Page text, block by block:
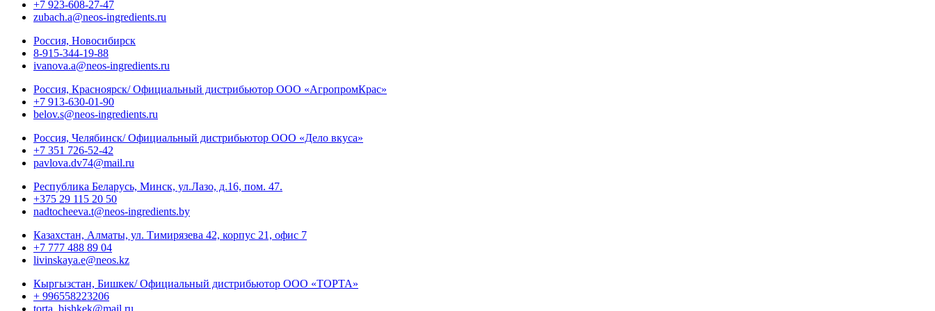
+7 923-608-27-47
zubach.a@neos-ingredients.ru
Россия, Новосибирск
8-915-344-19-88
ivanova.a@neos-ingredients.ru
Россия, Красноярск/ Официальный дистрибьютор ООО «АгропромКрас»
+7 913-630-01-90
belov.s@neos-ingredients.ru
Россия, Челябинск/ Официальный дистрибьютор ООО «Дело вкуса»
+7 351 726-52-42
pavlova.dv74@mail.ru
Республика Беларусь, Минск, ул.Лазо, д.16, пом. 47.
+375 29 115 20 50
nadtocheeva.t@neos-ingredients.by
Казахстан, Алматы, ул. Тимирязева 42, корпус 21, офис 7
+7 777 488 89 04
livinskaya.e@neos.kz
Кыргызстан, Бишкек/ Официальный дистрибьютор ООО «ТОРТА»
+ 996558223206